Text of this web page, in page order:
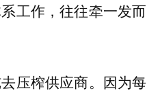
工作，往往牵一发而
压榨供应商。因为每